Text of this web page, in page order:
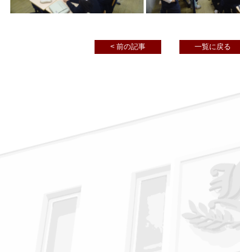
< 前の記事 一覧に戻る